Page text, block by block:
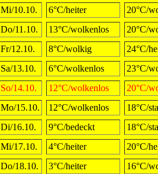
Mi/10.10.
6°C/heiter
20°C/
Do/11.10.
13°C/wolkenlos
20°C/
Fr/12.10.
8°C/wolkig
24°C/
Sa/13.10.
6°C/wolkenlos
23°C/
So/14.10.
12°C/wolkenlos
20°C/
Mo/15.10.
12°C/wolkenlos
18°C/
Di/16.10.
9°C/bedeckt
18°C/
Mi/17.10.
4°C/heiter
20°C/
Do/18.10.
3°C/heiter
16°C/